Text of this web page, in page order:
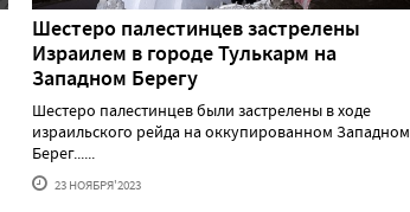
Шестеро палестинцев застрелены
Израилем в городе Тулькарм на
Западном Берегу
Шестеро палестинцев были застрелены в ходе
израильского рейда на оккупированном Западном
Берег......
23 НОЯБРЯ'2023